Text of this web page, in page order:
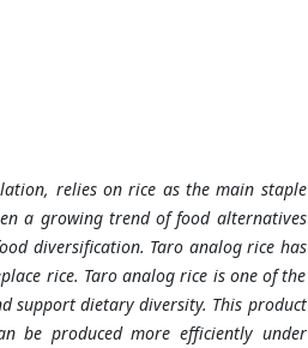
relies on rice as the main staple
a growing trend of food alternatives
diversification. Taro analog rice has
rice. Taro analog rice is one of the
support dietary diversity. This product
be produced more efficiently under